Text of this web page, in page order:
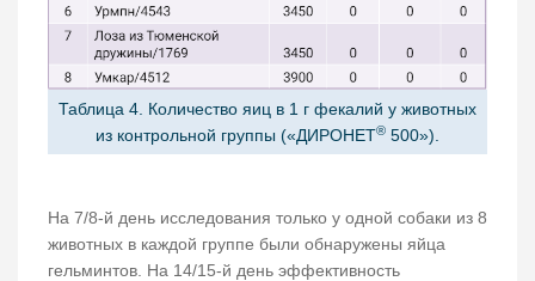
Таблица 4. Количество яиц в 1 г фекалий у животных
из контрольной группы («ДИРОНЕТ® 500»).
На 7/8-й день исследования только у одной собаки из 8
животных в каждой группе были обнаружены яйца
гельминтов. На 14/15-й день эффективность